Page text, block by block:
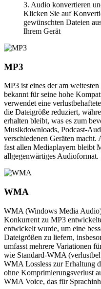
3. Audio konvertieren
Klicken Sie auf
gewünschten Dateien
Ihrem Gerät
MP3
MP3 ist eines der am
bekannt für seine hohe
verwendet eine
die Dateigröße reduziert,
erhalten bleibt, was es zum
Musikdownloads, Podcast-
verschiedenen Geräten
fast allen Mediaplayern bleibt
allgegenwärtiges Audioformat.
WMA
WMA (Windows Media
Konkurrent zu MP3
entwickelt wurde, um eine
Dateigrößen zu liefern,
umfasst mehrere Variationen
wie Standard-WMA
WMA Lossless zur Erhaltung
ohne Komprimierungsverlust
WMA Voice, das für